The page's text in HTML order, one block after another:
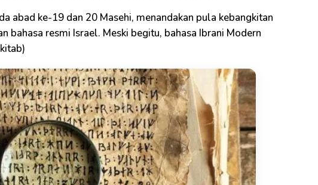
abad ke-19 dan 20 Masehi, menandakan pula kebangkitan
bahasa resmi Israel. Meski begitu, bahasa Ibrani Modern